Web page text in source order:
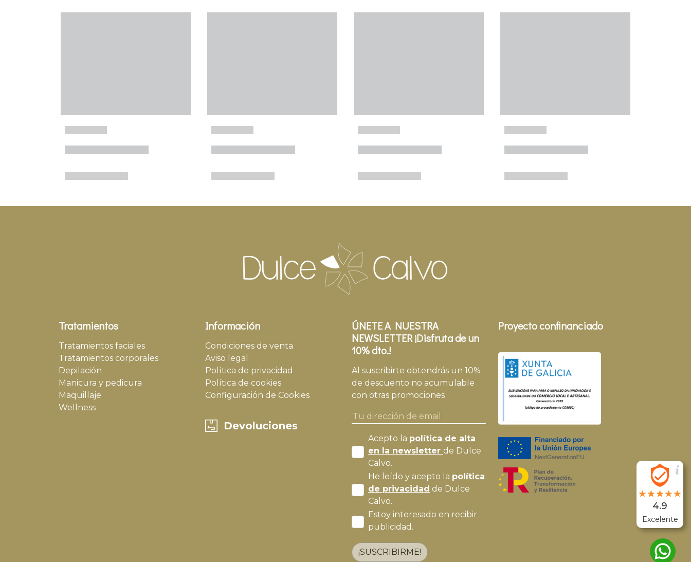
Tratamientos
Tratamientos faciales
Tratamientos corporales
Depilación
Manicura y pedicura
Maquillaje
Wellness
Información
Condiciones de venta
Aviso legal
Política de privacidad
Política de cookies
Configuración de Cookies
Devoluciones
ÚNETE A NUESTRA
NEWSLETTER ¡Disfruta de un
10% dto.!
Al suscribirte obtendrás un 10%
de descuento no acumulable
con otras promociones
Acepto la política de alta
en la newsletter de Dulce
Calvo.
He leído y acepto la política
de privacidad de Dulce
Calvo.
Estoy interesado en recibir
publicidad.
¡SUSCRIBIRME!
Proyecto confinanciado
4.9
Excelente